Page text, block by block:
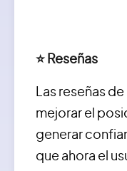
⭐️ Reseñas
Las reseñas
mejorar el
generar
que ahora el